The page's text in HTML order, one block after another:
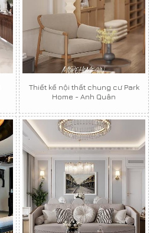
Thiết kế nội thất chung cư Park
Home - Anh Quân